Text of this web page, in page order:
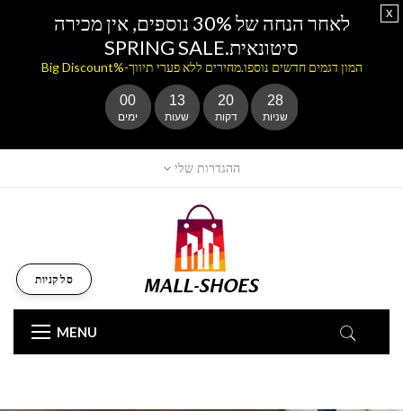
ההגדרות שלי
MENU
סל קניות
לאחר הנחה של 30% נוספים, אין מכירה
סיטונאית.SPRING SALE
המון דגמים חדשים נוספו.מחירים ללא פערי תיווך-%Big Discount
00
ימים
13
שעות
20
דקות
27
שניות
x